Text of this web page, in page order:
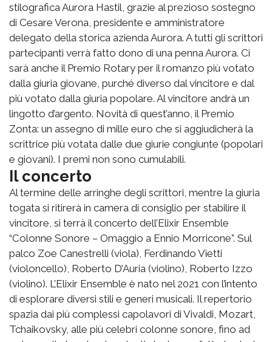
stilografica Aurora Hastil, grazie al prezioso sostegno
di Cesare Verona, presidente e amministratore
delegato della storica azienda Aurora. A tutti gli scrittori
partecipanti verrà fatto dono di una penna Aurora. Ci
sarà anche il Premio Rotary per il romanzo più votato
dalla giuria giovane, purché diverso dal vincitore e dal
più votato dalla giuria popolare. Al vincitore andrà un
lingotto d’argento. Novità di quest’anno, il Premio
Zonta: un assegno di mille euro che si aggiudicherà la
scrittrice più votata dalle due giurie congiunte (popolari
e giovani). I premi non sono cumulabili.
Il concerto
Al termine delle arringhe degli scrittori, mentre la giuria
togata si ritirerà in camera di consiglio per stabilire il
vincitore, si terrà il concerto dell’Elixir Ensemble
“Colonne Sonore – Omaggio a Ennio Morricone”. Sul
palco Zoe Canestrelli (viola), Ferdinando Vietti
(violoncello), Roberto D’Auria (violino), Roberto Izzo
(violino). L’Elixir Ensemble è nato nel 2021 con l’intento
di esplorare diversi stili e generi musicali. Il repertorio
spazia dai più complessi capolavori di Vivaldi, Mozart,
Tchaikovsky, alle più celebri colonne sonore, fino ad